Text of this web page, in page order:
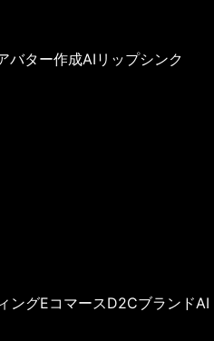
バター作成AIリップシンク
ングEコマースD2CブランドAI